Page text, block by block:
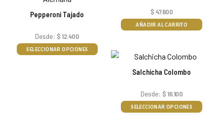
Pepperoni Tajado
Desde: $12.400
SELECCIONAR OPCIONES
$ 47.600
AÑADIR AL CARRITO
Salchicha Colombo
Desde: $16.100
SELECCIONAR OPCIONES